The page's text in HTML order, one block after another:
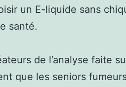
un E-liquide sans
santé.
de l’analyse faite
que les seniors